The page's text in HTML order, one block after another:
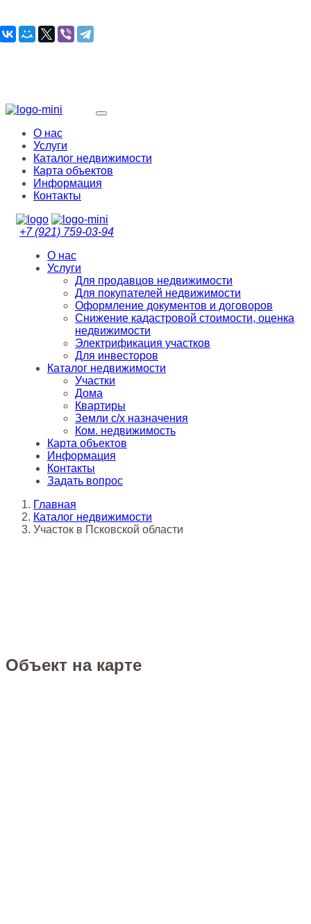
О нас
Услуги
Каталог недвижимости
Карта объектов
Информация
Контакты
+7 (921) 759-03-94
О нас
Услуги
Для продавцов недвижимости
Для покупателей недвижимости
Оформление документов и договоров
Снижение кадастровой стоимости, оценка
недвижимости
Электрификация участков
Для инвесторов
Каталог недвижимости
Участки
Дома
Квартиры
Земли с/х назначения
Ком. недвижимость
Карта объектов
Информация
Контакты
Задать вопрос
Главная
Каталог недвижимости
Участок в Псковской области
Объект на карте